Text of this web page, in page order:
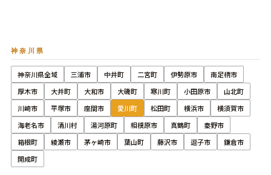
神奈川県
神奈川県全域 三浦市 中井町 二宮町 伊勢原市
南足柄市
厚木市
大井町 大和市 大磯町 寒川町 小田原市
山北町
川崎市
平塚市 座間市 愛川町 松田町 横浜市
横須賀市
海老名市
清川村 湯河原町 相模原市 真鶴町
秦野市
箱根町
綾瀬市 茅ヶ崎市 葉山町 藤沢市 逗子市
鎌倉市
開成町